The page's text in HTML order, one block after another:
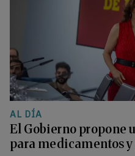
AL DÍA
El Gobierno propone
para medicamentos